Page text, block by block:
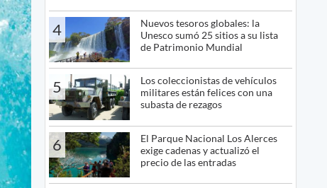
4
Nuevos tesoros globales: la
Unesco sumó 25 sitios a su lista
de Patrimonio Mundial
5
Los coleccionistas de vehículos
militares están felices con una
subasta de rezagos
6
El Parque Nacional Los Alerces
exige cadenas y actualizó el
precio de las entradas